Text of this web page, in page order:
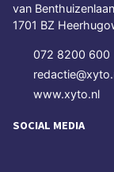
van
1701 BZ
072 8200 600
www.xyto.nl
SOCIAL MEDIA